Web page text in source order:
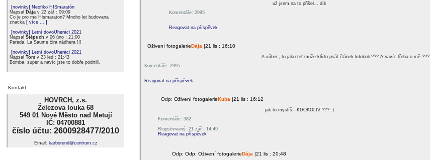
[novinky] Neofiko HISmaratón
Napsal
Dája v 22 zář : 09:09
Co je pro me Hismaraton? Mnoho let budovana
znacka [ více ... ]
[novinky] Letní dovoUheráci 2021
Napsal Štěpuch v 06 úno : 21:00
Paráda, La Saume čirá nádhera !!!
[novinky] Letní dovoUheráci 2021
Napsal Tom v 23 led : 21:43
Bomba, super a navíc jste to dobře podrtili.
Kontakt
HOVRCH, z.s.
Železova louka 68
549 01 Nové Město nad Metují
IČ: 04700881
číslo účtu: 2600928477/2010
Email: karborund@centrum.cz
Komentáře: 2995
Reagovat na příspěvek
už jsem na to přišel... dík
Oživení fotogalerieDája |21 lis : 16:10
Komentáře: 2995
Reagovat na příspěvek
A vůbec, to jako teť může klíďo psát článek kdokoli ??? A navíc třeba o mě ???
Odp: Oživení fotogalerieKuba |21 lis : 16:12
Komentáře: 382
Registrovaný: 21 zář : 14:49
Reagovat na příspěvek
jak to myslíš - KDOKOLIV ??? :)
Odp: Odp: Oživení fotogalerieDája |21 lis : 20:48